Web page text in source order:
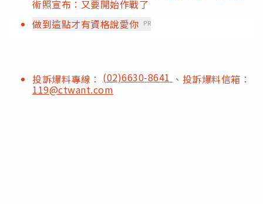
術照宣布：又要開始作戰了
做到這點才有資格說愛你 PR
投訴爆料專線： (02)6630-8641 、投訴爆料信箱：
119@ctwant.com